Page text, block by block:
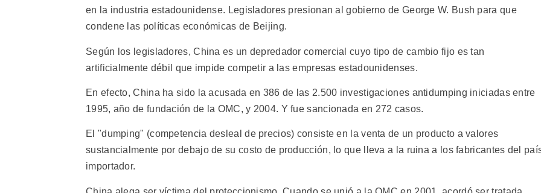
en la industria estadounidense. Legisladores presionan al gobierno de George W. Bush para que
condene las políticas económicas de Beijing.
Según los legisladores, China es un depredador comercial cuyo tipo de cambio fijo es tan
artificialmente débil que impide competir a las empresas estadounidenses.
En efecto, China ha sido la acusada en 386 de las 2.500 investigaciones antidumping iniciadas entre
1995, año de fundación de la OMC, y 2004. Y fue sancionada en 272 casos.
El "dumping" (competencia desleal de precios) consiste en la venta de un producto a valores
sustancialmente por debajo de su costo de producción, lo que lleva a la ruina a los fabricantes del
importador.